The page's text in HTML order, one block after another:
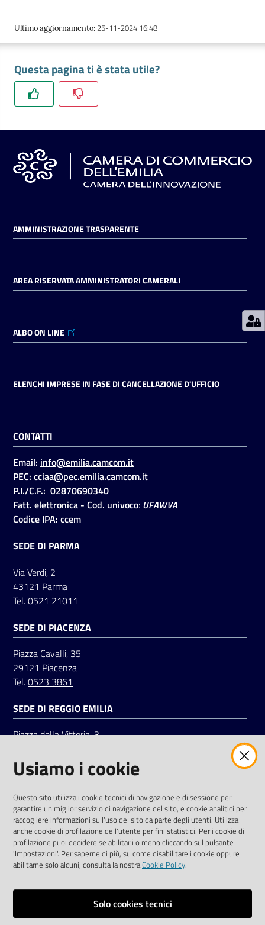
L'impresa
in
digitale
Prenotazioni
on line
on line
Accedi
Seguici
su
Ultimo aggiornamento: 25-11-2024 16:48
Questa pagina ti è stata utile?
AMMINISTRAZIONE TRASPARENTE
AREA RISERVATA AMMINISTRATORI CAMERALI
ALBO ON LINE
ELENCHI IMPRESE IN FASE DI CANCELLAZIONE D'UFFICIO
CONTATTI
Email: info@emilia.camcom.it
PEC: cciaa@pec.emilia.camcom.it
P.I./C.F.: 02870690340
Fatt. elettronica - Cod. univoco: UFAWVA
Codice IPA: ccem
SEDE DI PARMA
Via Verdi, 2
43121 Parma
Tel.0521 21011
SEDE DI PIACENZA
Piazza Cavalli, 35
29121 Piacenza
Tel.0523 3861
SEDE DI REGGIO EMILIA
Piazza della Vittoria, 3
Tel.0522 7961
LinkedinFacebookInstagram
Usiamo i cookie
Questo sito utilizza i cookie tecnici di navigazione e di sessione per
garantire un miglior servizio di navigazione del sito, e cookie analitici per
raccogliere informazioni sull'uso del sito da parte degli utenti. Utilizza
anche cookie di profilazione dell'utente per fini statistici. Per i cookie di
profilazione puoi decidere se abilitarli o meno cliccando sul pulsante
'Impostazioni'. Per saperne di più, su come disabilitare i cookie oppure
abilitarne solo alcuni, consulta la nostraCookie Policy.
Solo cookies tecnici